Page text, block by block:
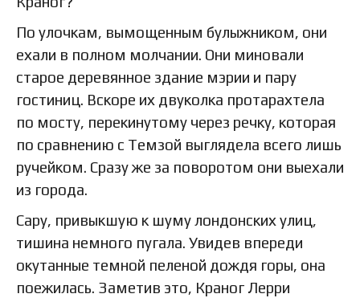
По улочкам, вымощенным булыжником, они
ехали в полном молчании. Они миновали
старое деревянное здание мэрии и пару
гостиниц. Вскоре их двуколка протарахтела
по мосту, перекинутому через речку, которая
по сравнению с Темзой выглядела всего лишь
ручейком. Сразу же за поворотом они выехали
из города.
Сару, привыкшую к шуму лондонских улиц,
тишина немного пугала. Увидев впереди
окутанные темной пеленой дождя горы, она
поежилась. Заметив это, Краног Лерри